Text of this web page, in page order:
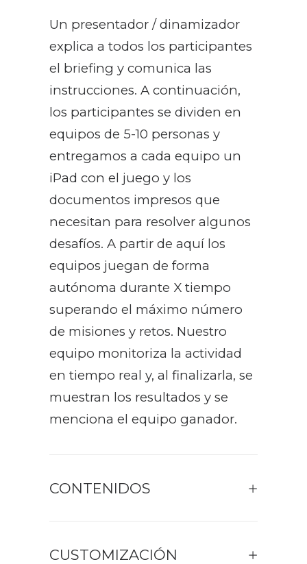
Un presentador / dinamizador
explica a todos los participantes
el briefing y comunica las
instrucciones. A continuación,
los participantes se dividen en
equipos de 5-10 personas y
entregamos a cada equipo un
iPad con el juego y los
documentos impresos que
necesitan para resolver algunos
desafíos. A partir de aquí los
equipos juegan de forma
autónoma durante X tiempo
superando el máximo número
de misiones y retos. Nuestro
equipo monitoriza la actividad
en tiempo real y, al finalizarla, se
muestran los resultados y se
menciona el equipo ganador.
CONTENIDOS
CUSTOMIZACIÓN